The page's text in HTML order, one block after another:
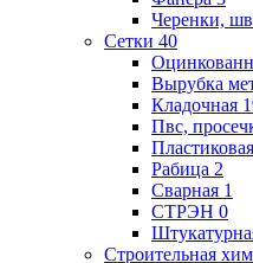
Черенки,
Сетки 40
Вырубка
Кладочная
Пвс,
Пластиковая
Рабица 2
Сварная 1
СТРЭН 0
Строительная